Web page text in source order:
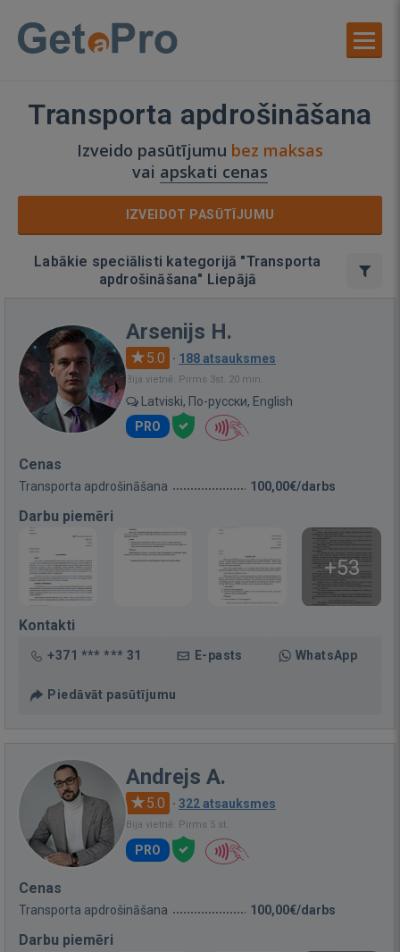
Transporta apdrošināšana
Izveido pasūtījumu bez maksas
vai apskati cenas
IZVEIDOT PASŪTĪJUMU
Labākie speciālisti kategorijā "Transporta
apdrošināšana" Liepājā
Arsenijs H.
5.0 · 188 atsauksmes
Bija vietnē: Pirms 3st. 20 min.
Latviski, По-русски, English
PRO
Cenas
Transporta apdrošināšana 100,00€/darbs
Darbu piemēri
+53
Kontakti
+371 *** *** 31 E-pasts WhatsApp
Piedāvāt pasūtījumu
Andrejs A.
5.0 · 322 atsauksmes
Bija vietnē: Pirms 5 st.
PRO
Cenas
Transporta apdrošināšana 100,00€/darbs
Darbu piemēri